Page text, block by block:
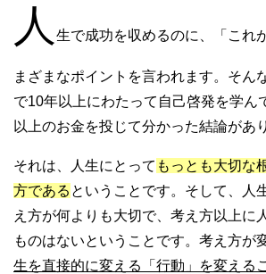
人 生で成功を収めるのに、「これ
まざまなポイントを言われます。そん
で10年以上にわたって自己啓発を学ん
以上のお金を投じて分かった結論があ
それは、人生にとって もっとも大切な
方である ということです。そして、人
え方が何よりも大切で、考え方以上に
ものはないということです。考え方が
生を直接的に変える「行動」を変える